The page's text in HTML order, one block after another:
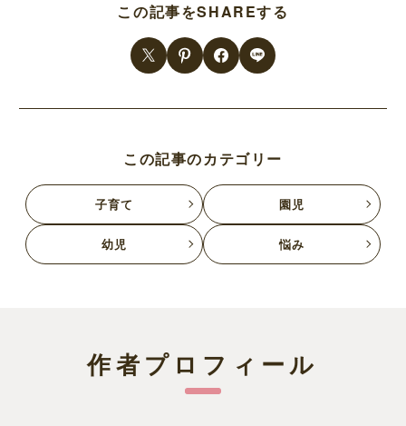
この記事をSHAREする
この記事のカテゴリー
子育て 園児
幼児 悩み
作者プロフィール